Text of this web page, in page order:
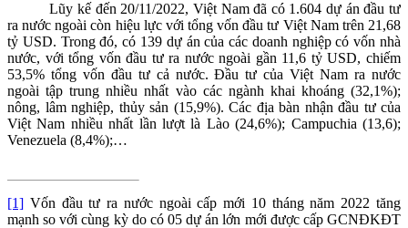
Lũy kế đến 20/11/2022, Việt Nam đã có 1.604 dự án đầu tư
ra nước ngoài còn hiệu lực với tổng vốn đầu tư Việt Nam trên 21,68
tỷ USD. Trong đó, có 139 dự án của các doanh nghiệp có vốn nhà
nước, với tổng vốn đầu tư ra nước ngoài gần 11,6 tỷ USD, chiếm
53,5% tổng vốn đầu tư cả nước. Đầu tư của Việt Nam ra nước
ngoài tập trung nhiều nhất vào các ngành khai khoáng (32,1%);
nông, lâm nghiệp, thủy sản (15,9%). Các địa bàn nhận đầu tư của
Việt Nam nhiều nhất lần lượt là Lào (24,6%); Campuchia (13,6);
Venezuela (8,4%);…
[1] Vốn đầu tư ra nước ngoài cấp mới 10 tháng năm 2022 tăng
mạnh so với cùng kỳ do có 05 dự án lớn mới được cấp GCNĐKĐT